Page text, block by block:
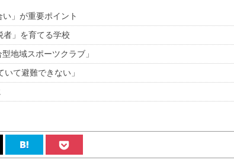
」が重要ポイント
者」を育てる学校
地域スポーツクラブ」
て避難できない」